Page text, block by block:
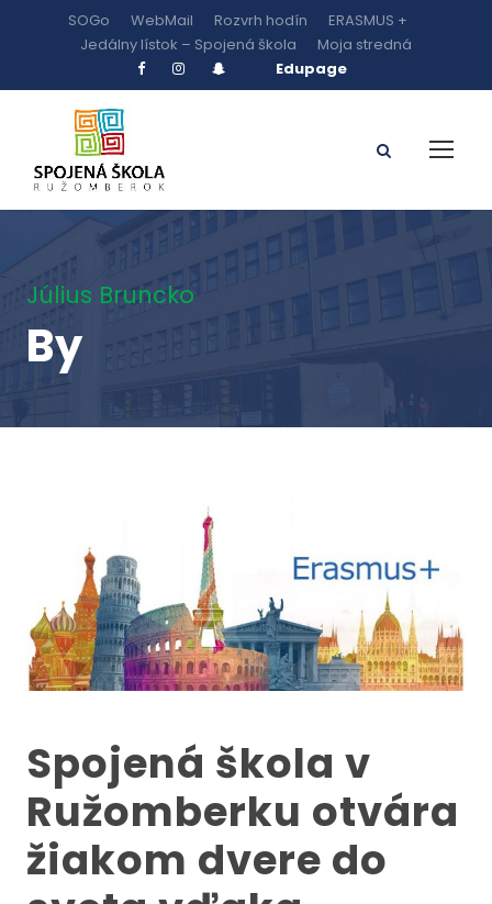
SOGo WebMail Rozvrh hodín
ERASMUS +
Jedálny lístok – Spojená škola
Moja stredná
Edupage
Július Bruncko
By
Spojená škola v
Ružomberku otvára
žiakom dvere do